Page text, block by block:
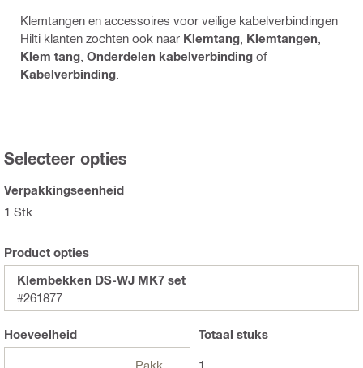
Klemtangen en accessoires voor veilige kabelverbindingen
Hilti klanten zochten ook naar Klemtang Klemtangen
Klem tang Onderdelen kabelverbinding of
Kabelverbinding
Selecteer opties
Verpakkingseenheid
1 Stk
Product opties
Klembekken DS-WJ MK7 set
#261877
Hoeveelheid
Pakketten
Totaal stuks
1